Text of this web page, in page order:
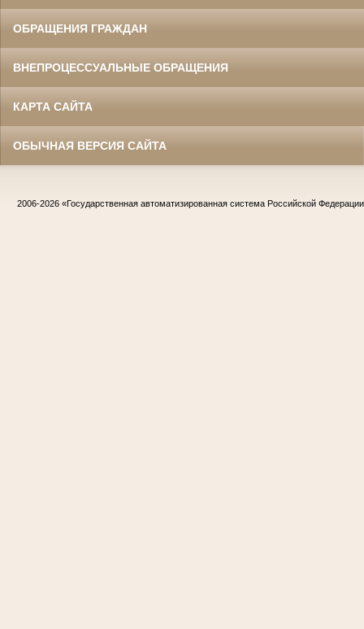
ОБРАЩЕНИЯ ГРАЖДАН
ВНЕПРОЦЕССУАЛЬНЫЕ ОБРАЩЕНИЯ
КАРТА САЙТА
ОБЫЧНАЯ ВЕРСИЯ САЙТА
2006-2026 «Государственная автоматизированная система Российской